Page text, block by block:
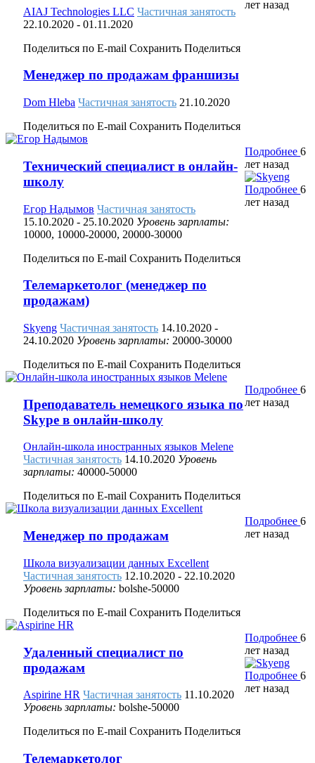
AIAJ Technologies LLC Частичная занятость
22.10.2020 - 01.11.2020
Поделиться по E-mail Сохранить Поделиться
Менеджер по продажам франшизы
Dom Hleba Частичная занятость 21.10.2020
Поделиться по E-mail Сохранить Поделиться
лет назад
Технический специалист в онлайн-
школу
Егор Надымов Частичная занятость
15.10.2020 - 25.10.2020 Уровень зарплаты:
10000, 10000-20000, 20000-30000
Поделиться по E-mail Сохранить Поделиться
Подробнее6
лет назад
Телемаркетолог (менеджер по
продажам)
Skyeng Частичная занятость 14.10.2020 -
24.10.2020 Уровень зарплаты: 20000-30000
Поделиться по E-mail Сохранить Поделиться
Подробнее6
лет назад
Преподаватель немецкого языка по
Skype в онлайн-школу
Онлайн-школа иностранных языков Melene
Частичная занятость 14.10.2020 Уровень
зарплаты: 40000-50000
Поделиться по E-mail Сохранить Поделиться
Подробнее6
лет назад
Менеджер по продажам
Школа визуализации данных Excellent
Частичная занятость 12.10.2020 - 22.10.2020
Уровень зарплаты: bolshe-50000
Поделиться по E-mail Сохранить Поделиться
Подробнее6
лет назад
Удаленный специалист по
продажам
Aspirine HR Частичная занятость 11.10.2020
Уровень зарплаты: bolshe-50000
Поделиться по E-mail Сохранить Поделиться
Подробнее6
лет назад
Телемаркетолог
Подробнее6
лет назад